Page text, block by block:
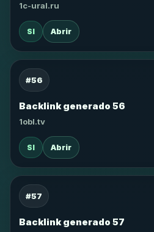
1c-ural.ru
SI Abrir
#56
Backlink generado 56
1obl.tv
SI Abrir
#57
Backlink generado 57